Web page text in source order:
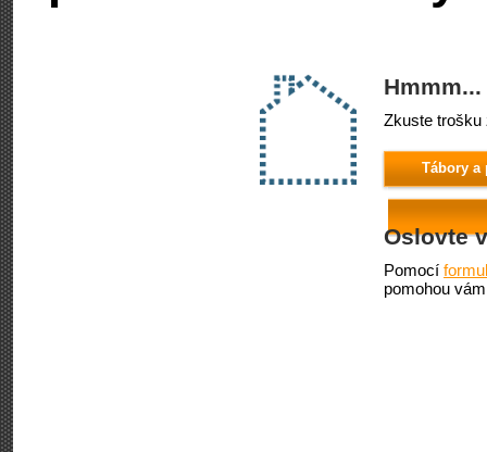
Zkuste trošku
Tábory a
Oslovte
Pomocí
pomohou